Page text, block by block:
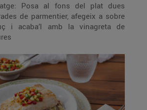
Posa al fons del plat dues
de parmentier, afegeix a sobre
i acaba’l amb la vinagreta de